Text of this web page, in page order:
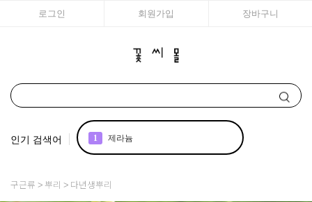
로그인 회원가입 장바구니
인기 검색어 1 제라늄
구근류 뿌리 다년생뿌리